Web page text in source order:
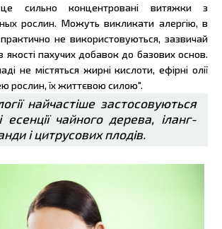
сильно концентровані витяжки з
рослин. Можуть викликати алергію, в
не використовуються, зазвичай
якості пахучих добавок до базових основ.
не містяться жирні кислоти, ефірні олії
рослин, їх життєвою силою".
найчастіше застосовуються
есенції чайного дерева, іланг-
і цитрусових плодів.